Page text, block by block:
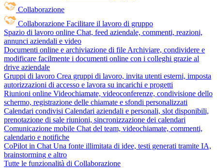
Collaborazione
Collaborazione Facilitare il lavoro di gruppo
Spazio di lavoro online Chat, feed aziendale, commenti, reazioni,
annunci aziendali e video
Documenti online e archiviazione di file Archiviare, condividere e
modificare facilmente i documenti online con i colleghi grazie al
drive aziendale
Gruppi di lavoro Crea gruppi di lavoro, invita utenti esterni, imposta
autorizzazioni di accesso e lavora su incarichi e progetti
Riunioni online Videochiamate, videoconferenze, condivisione dello
schermo, registrazione delle chiamate e sfondi personalizzati
Calendari condivisi Calendari aziendali e personali, slot disponibili,
prenotazione di sale riunioni, sincronizzazione dei calendari
Comunicazione mobile Chat del team, videochiamate, commenti,
calendario e notifiche
CoPilot in Chat Una fonte illimitata di idee, testi generati tramite IA,
brainstorming e altro
Tutte le funzionalità di Collaborazione